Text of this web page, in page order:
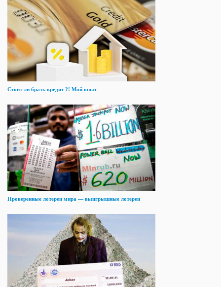
Стоит ли брать кредит ?! Мой опыт
Проверенные лотереи мира — выигрышные лотереи